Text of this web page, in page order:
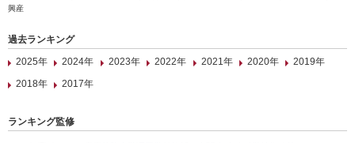
興産
過去ランキング
2025年
2024年 2023年 2022年 2021年 2020年
2019年
2018年
2017年
ランキング監修